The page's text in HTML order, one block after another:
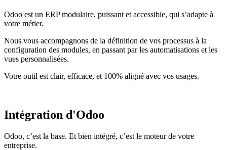
Odoo est un ERP modulaire, puissant et accessible, qui s’adapte à
votre métier.
Nous vous accompagnons de la définition de vos processus à la
configuration des modules, en passant par les automatisations et les
vues personnalisées.
Votre outil est clair, efficace, et 100% aligné avec vos usages.
Intégration d'Odoo
Odoo, c’est la base. Et bien intégré, c’est le moteur de votre
entreprise.